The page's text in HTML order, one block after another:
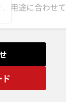
用途に合わせて
てゴム材質・ゴ